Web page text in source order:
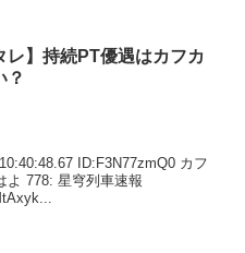
レ】持続PT優遇はカフカ
？
ID:F3N77zmQ0 カフ
よ 778: 星穹列車速報